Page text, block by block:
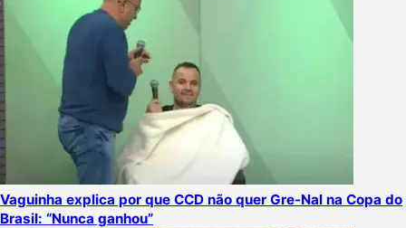
Vaguinha explica por que CCD não quer Gre-Nal na Copa do
Brasil: “Nunca ganhou”